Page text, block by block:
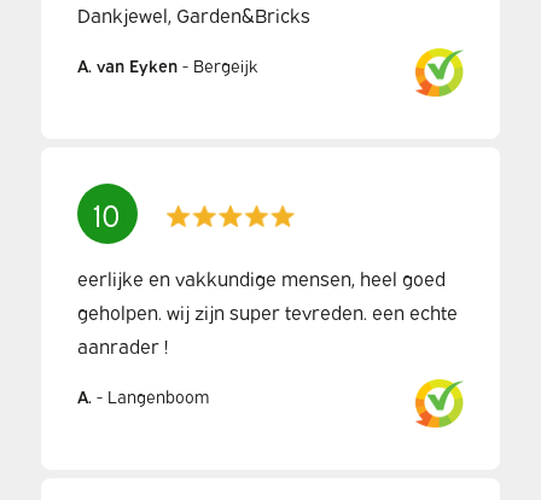
Dankjewel, Garden&Bricks
A. van Eyken- Bergeijk
10
eerlijke en vakkundige mensen, heel goed
geholpen. wij zijn super tevreden. een echte
aanrader !
A. - Langenboom